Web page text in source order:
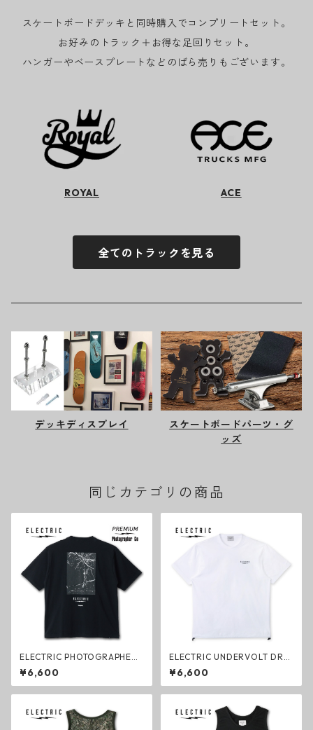
スケートボードデッキと同時購入でコンプリートセット。
お好みのトラック＋お得な足回りセット。
ハンガーやベースプレートなどのばら売りもございます。
ROYAL ACE
全てのトラックを見る
デッキディスプレイ
スケートボードパーツ・グ
ッズ
同じカテゴリの商品
ELECTRIC PHOTOGRAPHER
GO #4 DRY S/S TEE TREE BL
ACK ドライTシャツ ブラック
エレクトリック ファッション
¥6,600
ELECTRIC UNDERVOLT DRY
DRAWCORD S/S TEE WHITE
ドライTシャツ ホワイト エレ
クトリック ファッション
¥6,600